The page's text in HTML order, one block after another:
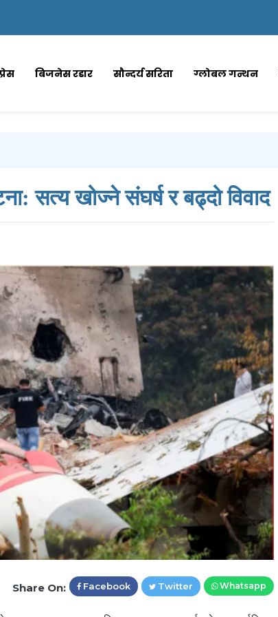
बिजनेस रडार सौन्दर्य सरिता ग्लोबल गन्थन
सत्य खोज्ने संघर्ष र बढ्दो विवाद
Share On: Facebook Twitter Whatsapp